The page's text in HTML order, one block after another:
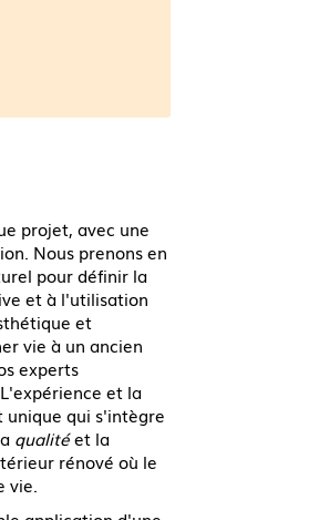
projet, avec une
Nous prenons en
pour définir la
et à l'utilisation
et
vie à un ancien
experts
et la
unique qui s'intègre
qualitéet la
rénové où le
vie.